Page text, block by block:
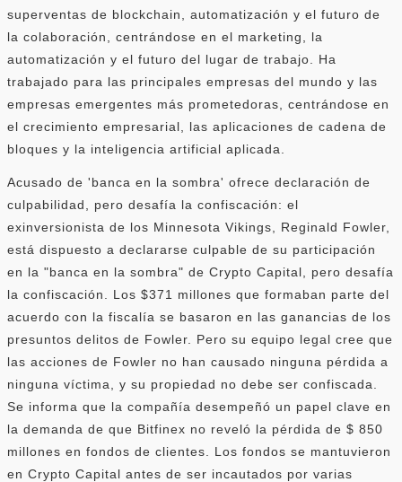
superventas de blockchain, automatización y el futuro de
la colaboración, centrándose en el marketing, la
automatización y el futuro del lugar de trabajo. Ha
trabajado para las principales empresas del mundo y las
empresas emergentes más prometedoras, centrándose en
el crecimiento empresarial, las aplicaciones de cadena de
bloques y la inteligencia artificial aplicada.
Acusado de 'banca en la sombra' ofrece declaración de
culpabilidad, pero desafía la confiscación: el
exinversionista de los Minnesota Vikings, Reginald Fowler,
está dispuesto a declararse culpable de su participación
en la "banca en la sombra" de Crypto Capital, pero desafía
la confiscación. Los $371 millones que formaban parte del
acuerdo con la fiscalía se basaron en las ganancias de los
presuntos delitos de Fowler. Pero su equipo legal cree que
las acciones de Fowler no han causado ninguna pérdida a
ninguna víctima, y ​​su propiedad no debe ser confiscada.
Se informa que la compañía desempeñó un papel clave en
la demanda de que Bitfinex no reveló la pérdida de $ 850
millones en fondos de clientes. Los fondos se mantuvieron
en Crypto Capital antes de ser incautados por varias